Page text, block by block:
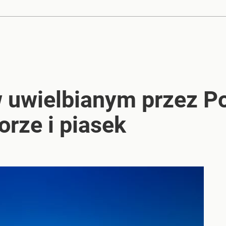
uwielbianym przez
i piasek